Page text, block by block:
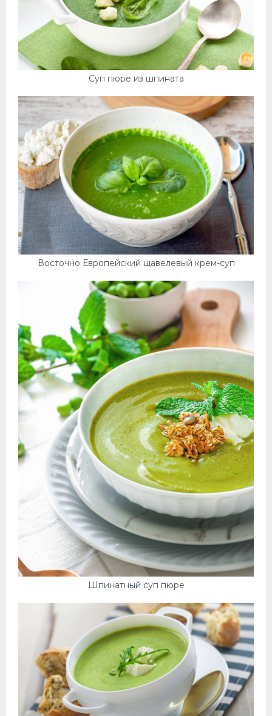
Суп пюре из шпината
Восточно Европейский щавелевый крем-суп
Шпинатный суп пюре